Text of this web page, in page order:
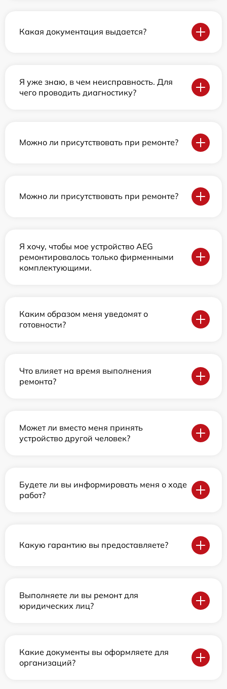
Какая документация выдается?
Я уже знаю, в чем неисправность. Для
чего проводить диагностику?
Можно ли присутствовать при ремонте?
Можно ли присутствовать при ремонте?
Я хочу, чтобы мое устройство AEG
ремонтировалось только фирменными
комплектующими.
Каким образом меня уведомят о
готовности?
Что влияет на время выполнения
ремонта?
Может ли вместо меня принять
устройство другой человек?
Будете ли вы информировать меня о ходе
работ?
Какую гарантию вы предоставляете?
Выполняете ли вы ремонт для
юридических лиц?
Какие документы вы оформляете для
организаций?